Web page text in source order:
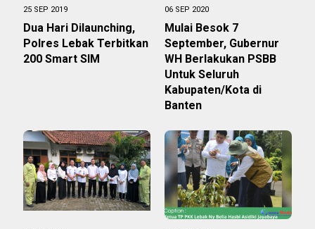
25 SEP 2019
Dua Hari Dilaunching,
Polres Lebak Terbitkan
200 Smart SIM
06 SEP 2020
Mulai Besok 7
September, Gubernur
WH Berlakukan PSBB
Untuk Seluruh
Kabupaten/Kota di
Banten